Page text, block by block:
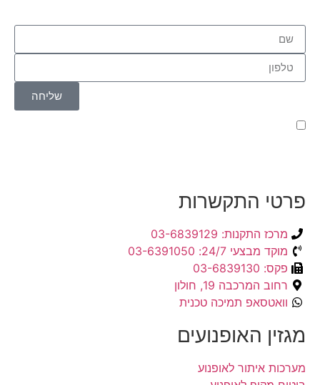
שליחה
פרטי התקשרות
מרכז התקנות: 03-6839129
מוקד מבצעי 24/7: 03-6391050
פקס: 03-6839130
רחוב המרכבה 19, חולון
וואטסאפ תמיכה טכנית
מגזין האופנועים
מערכות איתור לאופנוע